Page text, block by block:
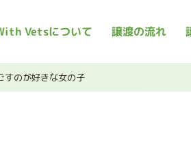
Vetsについて 譲渡の流れ
すのが好きな女の子